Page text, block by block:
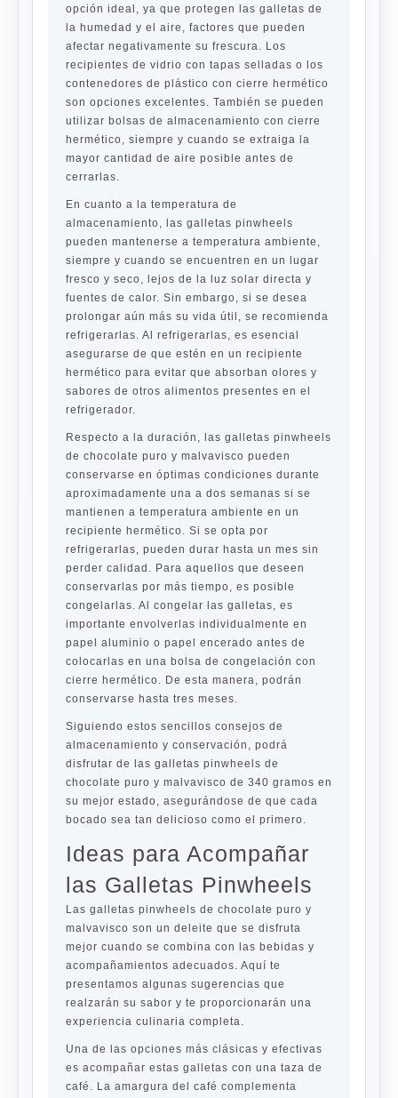
opción ideal, ya que protegen las galletas de
la humedad y el aire, factores que pueden
afectar negativamente su frescura. Los
recipientes de vidrio con tapas selladas o los
contenedores de plástico con cierre hermético
son opciones excelentes. También se pueden
utilizar bolsas de almacenamiento con cierre
hermético, siempre y cuando se extraiga la
mayor cantidad de aire posible antes de
cerrarlas.
En cuanto a la temperatura de
almacenamiento, las galletas pinwheels
pueden mantenerse a temperatura ambiente,
siempre y cuando se encuentren en un lugar
fresco y seco, lejos de la luz solar directa y
fuentes de calor. Sin embargo, si se desea
prolongar aún más su vida útil, se recomienda
refrigerarlas. Al refrigerarlas, es esencial
asegurarse de que estén en un recipiente
hermético para evitar que absorban olores y
sabores de otros alimentos presentes en el
refrigerador.
Respecto a la duración, las galletas pinwheels
de chocolate puro y malvavisco pueden
conservarse en óptimas condiciones durante
aproximadamente una a dos semanas si se
mantienen a temperatura ambiente en un
recipiente hermético. Si se opta por
refrigerarlas, pueden durar hasta un mes sin
perder calidad. Para aquellos que deseen
conservarlas por más tiempo, es posible
congelarlas. Al congelar las galletas, es
importante envolverlas individualmente en
papel aluminio o papel encerado antes de
colocarlas en una bolsa de congelación con
cierre hermético. De esta manera, podrán
conservarse hasta tres meses.
Siguiendo estos sencillos consejos de
almacenamiento y conservación, podrá
disfrutar de las galletas pinwheels de
chocolate puro y malvavisco de 340 gramos en
su mejor estado, asegurándose de que cada
bocado sea tan delicioso como el primero.
Ideas para Acompañar
las Galletas Pinwheels
Las galletas pinwheels de chocolate puro y
malvavisco son un deleite que se disfruta
mejor cuando se combina con las bebidas y
acompañamientos adecuados. Aquí te
presentamos algunas sugerencias que
realzarán su sabor y te proporcionarán una
experiencia culinaria completa.
Una de las opciones más clásicas y efectivas
es acompañar estas galletas con una taza de
café. La amargura del café complementa